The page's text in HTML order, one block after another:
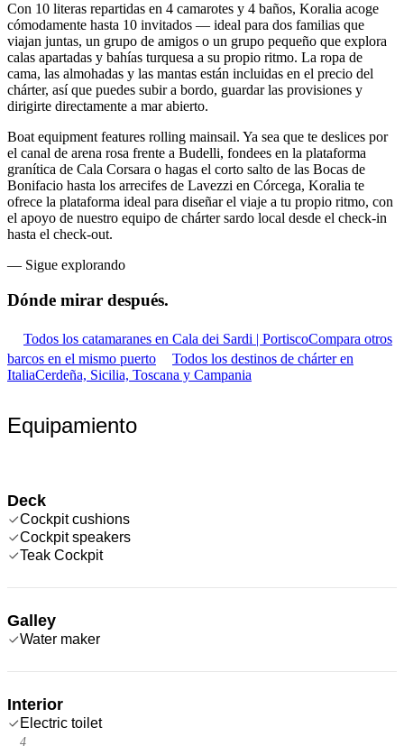
Con 10 literas repartidas en 4 camarotes y 4 baños, Koralia acoge
cómodamente hasta 10 invitados — ideal para dos familias que
viajan juntas, un grupo de amigos o un grupo pequeño que explora
calas apartadas y bahías turquesa a su propio ritmo. La ropa de
cama, las almohadas y las mantas están incluidas en el precio del
chárter, así que puedes subir a bordo, guardar las provisiones y
dirigirte directamente a mar abierto.
Boat equipment features rolling mainsail. Ya sea que te deslices por
el canal de arena rosa frente a Budelli, fondees en la plataforma
granítica de Cala Corsara o hagas el corto salto de las Bocas de
Bonifacio hasta los arrecifes de Lavezzi en Córcega, Koralia te
ofrece la plataforma ideal para diseñar el viaje a tu propio ritmo, con
el apoyo de nuestro equipo de chárter sardo local desde el check-in
hasta el check-out.
— Sigue explorando
Dónde mirar después.
Todos los catamaranes en Cala dei Sardi | PortiscoCompara otros
barcos en el mismo puerto
Todos los destinos de chárter en
ItaliaCerdeña, Sicilia, Toscana y Campania
Equipamiento
Deck
Cockpit cushions
Cockpit speakers
Teak Cockpit
Galley
Water maker
Interior
Electric toilet
4